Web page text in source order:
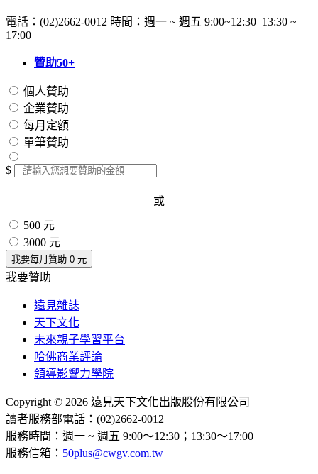
電話：(02)2662-0012 時間：週一 ~ 週五 9:00~12:30 13:30 ~
17:00
贊助50+
個人贊助
企業贊助
每月定額
單筆贊助
$
或
500 元
3000 元
我要每月贊助 0 元
我要贊助
遠見雜誌
天下文化
未來親子學習平台
哈佛商業評論
領導影響力學院
Copyright © 2026 遠見天下文化出版股份有限公司
讀者服務部電話：(02)2662-0012
服務時間：週一 ~ 週五 9:00～12:30；13:30～17:00
服務信箱： 50plus@cwgv.com.tw